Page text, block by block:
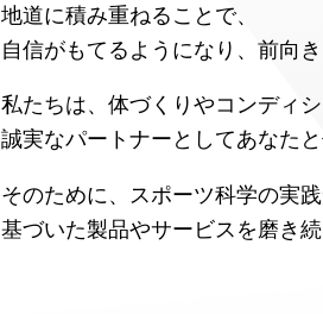
地道に積み重ねることで、
自信がもてるようになり、前向き
私たちは、体づくりやコンディ
誠実なパートナーとしてあなたと
そのために、スポーツ科学の実
基づいた製品やサービスを磨き続